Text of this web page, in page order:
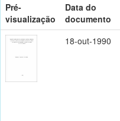
Pré-
visualização
Data do
documento
18-out-1990